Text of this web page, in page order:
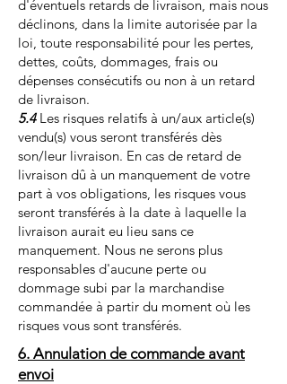
d'éventuels retards de livraison, mais nous
déclinons, dans la limite autorisée par la
loi, toute responsabilité pour les pertes,
dettes, coûts, dommages, frais ou
dépenses consécutifs ou non à un retard
de livraison.
5.4Les risques relatifs à un/aux article(s)
vendu(s) vous seront transférés dès
son/leur livraison. En cas de retard de
livraison dû à un manquement de votre
part à vos obligations, les risques vous
seront transférés à la date à laquelle la
livraison aurait eu lieu sans ce
manquement. Nous ne serons plus
responsables d'aucune perte ou
dommage subi par la marchandise
commandée à partir du moment où les
risques vous sont transférés.
6. Annulation de commande avant
envoi